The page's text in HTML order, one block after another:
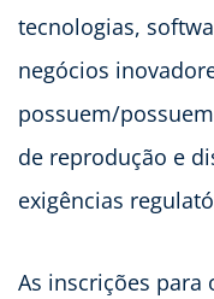
tecnologias,
negócios
possuem/
de reprodução e
exigências
As inscrições para